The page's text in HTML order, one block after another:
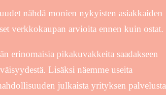
nähdä monien nykyisten asiakkaiden
verkkokaupan arvioita ennen kuin ostat.
erinomaisia pikakuvakkeita saadakseen
Lisäksi näemme useita
julkaista yrityksen palvelusta